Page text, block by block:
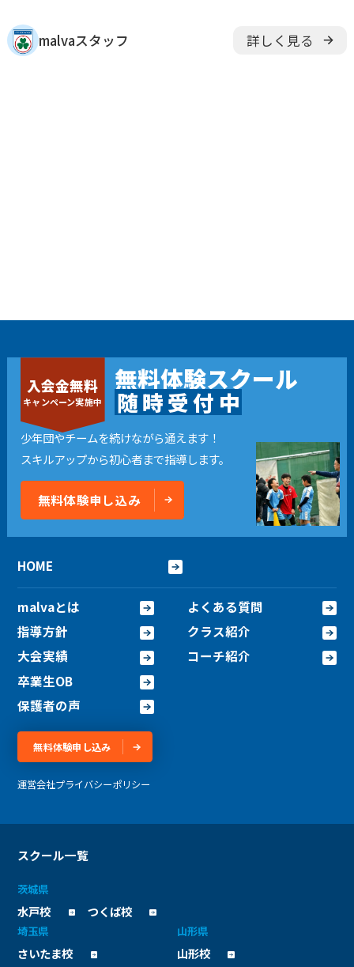
malvaスタッフ 詳しく見る
入会金無料
キャンペーン実施中
無料体験スクール
随時受付 中
少年団やチームを続けながら通えます！
スキルアップから初心者まで指導します。
無料体験申し込み
HOME
malvaとは
指導方針
大会実績
卒業生OB
保護者の声
よくある質問
クラス紹介
コーチ紹介
無料体験申し込み
運営会社プライバシーポリシー
スクール一覧
茨城県
水戸校 つくば校
埼玉県
さいたま校
山形県
山形校